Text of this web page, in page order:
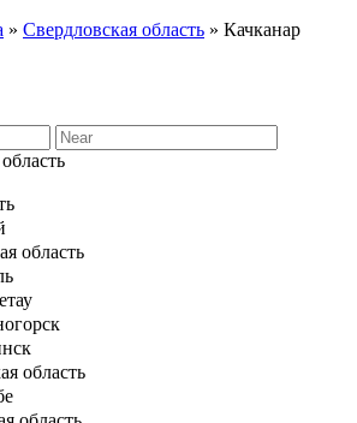
» Свердловская область » Качканар
область
область